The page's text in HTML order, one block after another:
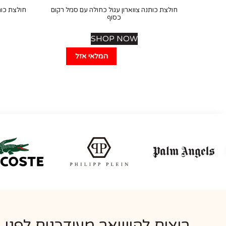
המלאי אזל
חולצת כותנה צווארון עגול כחולה עם סמל רקום
כסוף
SHOP NOW
חולצת